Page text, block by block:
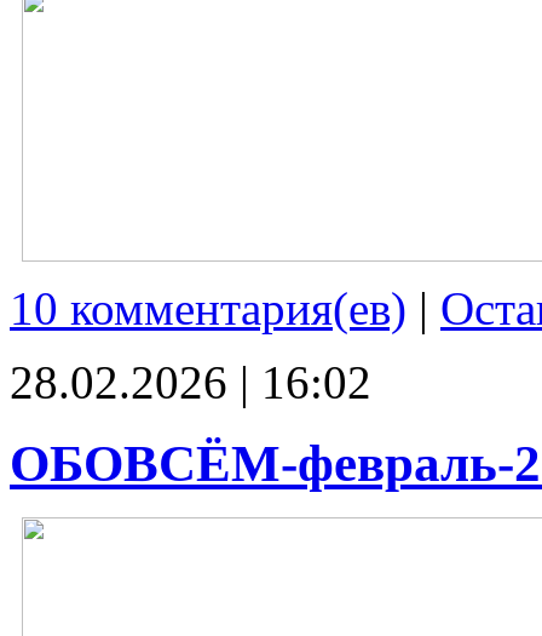
10 комментария(ев) |
28.02.2026 | 16:02
ОБОВСЁМ-февраль-